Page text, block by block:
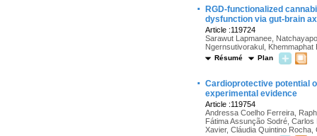
·
RGD-functionalized
dysfunction via gut-brain
Article :119724
Sarawut Lapmanee,
Ngernsutivorakul,
Résumé Plan
· Cardioprotective potential
experimental evidence
Article :119754
Andressa Coelho Ferreira,
Fátima Assunção Sodré,
Xavier, Cláudia Quintino